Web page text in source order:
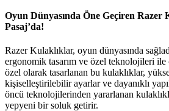
Oyun Dünyasında Öne Geçiren
Pasaj’da!
Razer Kulaklıklar, oyun dünyasında
ergonomik tasarım ve özel teknolojileri
özel olarak tasarlanan bu kulaklıklar,
kişiselleştirilebilir ayarlar ve dayanıklı
öncü teknolojilerinden yararlanan
yepyeni bir soluk getirir.